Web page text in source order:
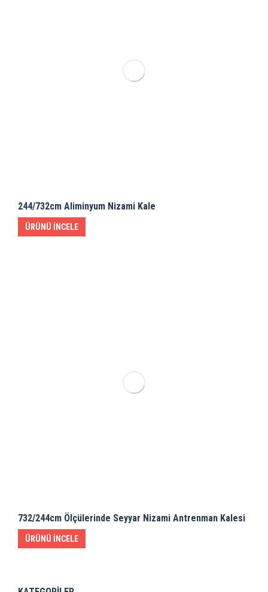
244/732cm Aliminyum Nizami Kale
ÜRÜNÜ İNCELE
732/244cm Ölçülerinde Seyyar Nizami Antrenman Kalesi
ÜRÜNÜ İNCELE